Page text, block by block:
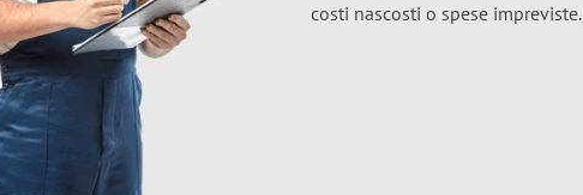
costi nascosti o spese impreviste.